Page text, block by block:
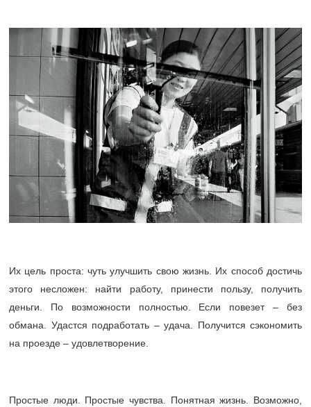
Их цель проста: чуть улучшить свою жизнь. Их способ достичь
этого несложен: найти работу, принести пользу, получить
деньги. По возможности полностью. Если повезет – без
обмана. Удастся подработать – удача. Получится сэкономить
на проезде – удовлетворение.
Простые люди. Простые чувства. Понятная жизнь. Возможно,